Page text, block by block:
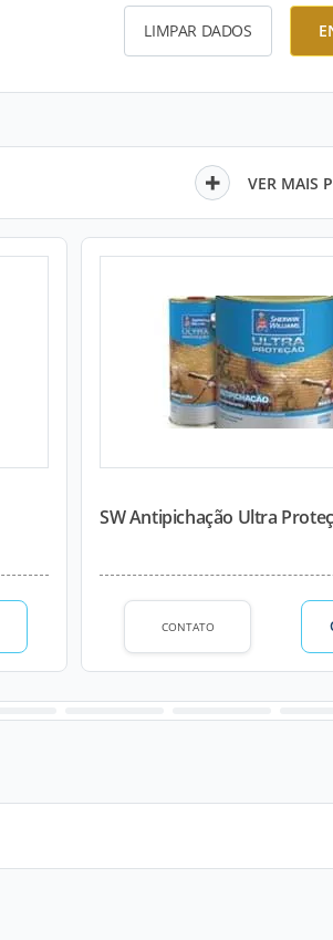
LIMPAR DADOS
VER MAIS
SW Antipichação Ultra
CONTATO